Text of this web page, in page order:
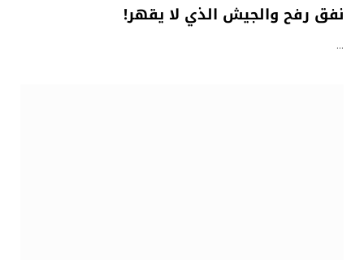
نفق رفح والجيش الذي لا يقهر!
…